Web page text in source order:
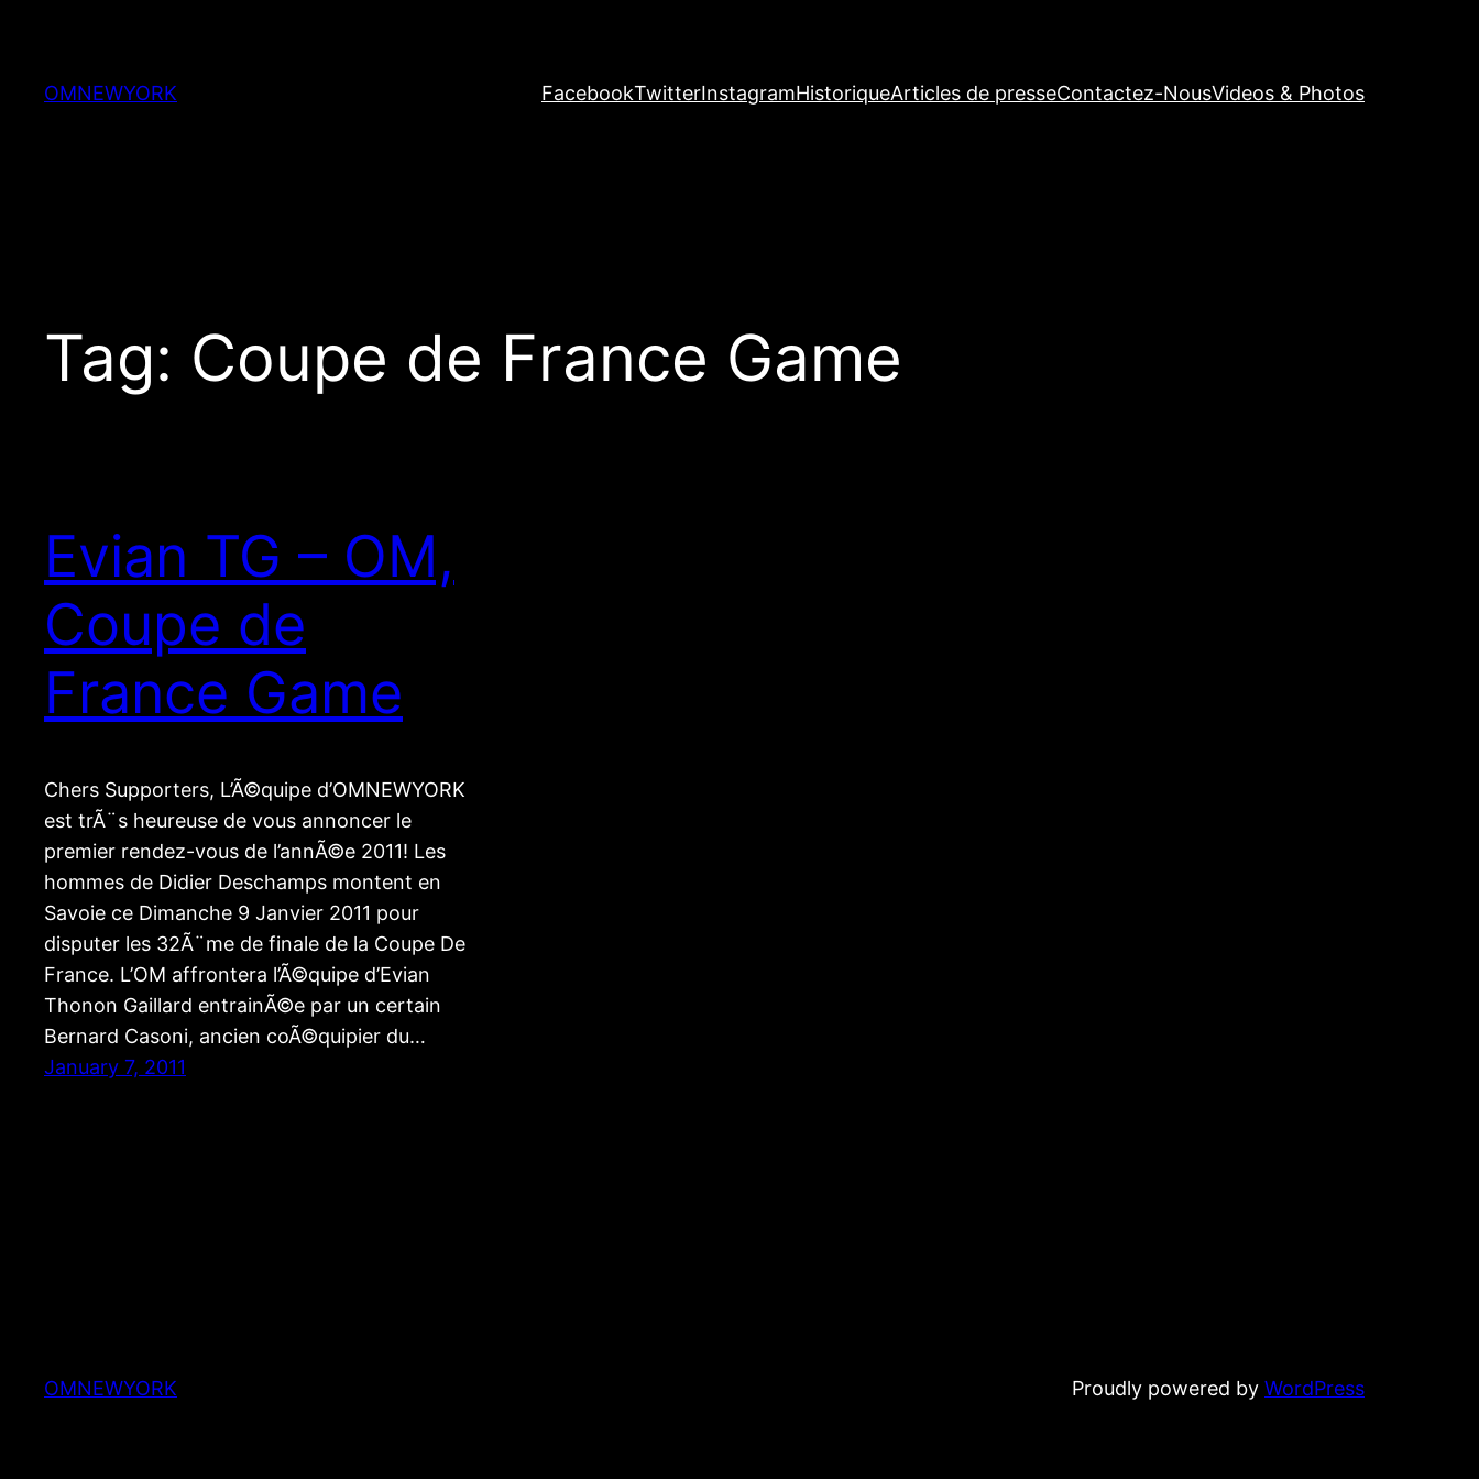
content
OMNEWYORK FacebookTwitterInstagramHistoriqueArticles de presseContactez-NousVideos & Photos
Tag: Coupe de France Game
Evian TG – OM,
Coupe de
France Game
Chers Supporters, L’Ã©quipe d’OMNEWYORK
est trÃ¨s heureuse de vous annoncer le
premier rendez-vous de l’annÃ©e 2011! Les
hommes de Didier Deschamps montent en
Savoie ce Dimanche 9 Janvier 2011 pour
disputer les 32Ã¨me de finale de la Coupe De
France. L’OM affrontera l’Ã©quipe d’Evian
Thonon Gaillard entrainÃ©e par un certain
Bernard Casoni, ancien coÃ©quipier du…
January 7, 2011
OMNEWYORK Proudly powered by WordPress